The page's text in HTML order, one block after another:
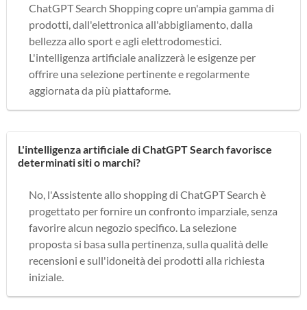
ChatGPT Search Shopping copre un'ampia gamma di
prodotti, dall'elettronica all'abbigliamento, dalla
bellezza allo sport e agli elettrodomestici.
L'intelligenza artificiale analizzerà le esigenze per
offrire una selezione pertinente e regolarmente
aggiornata da più piattaforme.
L'intelligenza artificiale di ChatGPT Search favorisce
determinati siti o marchi?
No, l'Assistente allo shopping di ChatGPT Search è
progettato per fornire un confronto imparziale, senza
favorire alcun negozio specifico. La selezione
proposta si basa sulla pertinenza, sulla qualità delle
recensioni e sull'idoneità dei prodotti alla richiesta
iniziale.